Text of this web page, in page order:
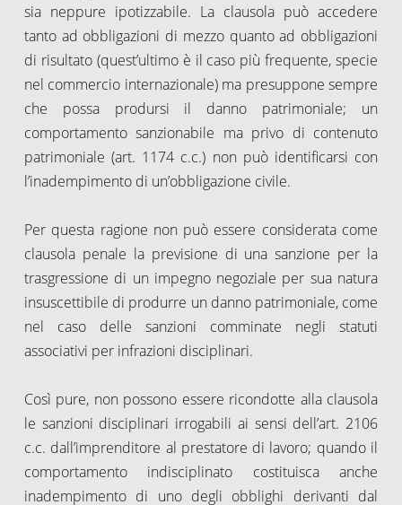
sia neppure ipotizzabile. La clausola può accedere
tanto ad obbligazioni di mezzo quanto ad obbligazioni
di risultato (quest’ultimo è il caso più frequente, specie
nel commercio internazionale) ma presuppone sempre
che possa prodursi il danno patrimoniale; un
comportamento sanzionabile ma privo di contenuto
patrimoniale (art. 1174 c.c.) non può identificarsi con
l’inadempimento di un’obbligazione civile.
Per questa ragione non può essere considerata come
clausola penale la previsione di una sanzione per la
trasgressione di un impegno negoziale per sua natura
insuscettibile di produrre un danno patrimoniale, come
nel caso delle sanzioni comminate negli statuti
associativi per infrazioni disciplinari.
Così pure, non possono essere ricondotte alla clausola
le sanzioni disciplinari irrogabili ai sensi dell’art. 2106
c.c. dall’imprenditore al prestatore di lavoro; quando il
comportamento indisciplinato costituisca anche
inadempimento di uno degli obblighi derivanti dal